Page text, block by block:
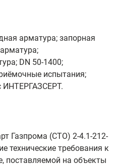
арматура; запорная
DN 50-1400;
испытания;
ИНТЕРГАЗСЕРТ.
Газпрома (СТО) 2-4.1-212-
технические требования к
поставляемой на объекты